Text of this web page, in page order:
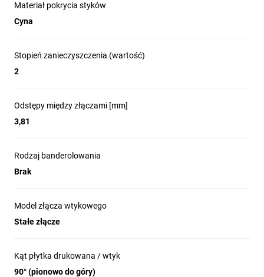
Materiał pokrycia styków
Cyna
Stopień zanieczyszczenia (wartość)
2
Odstępy między złączami [mm]
3,81
Rodzaj banderolowania
Brak
Model złącza wtykowego
Stałe złącze
Kąt płytka drukowana / wtyk
90° (pionowo do góry)